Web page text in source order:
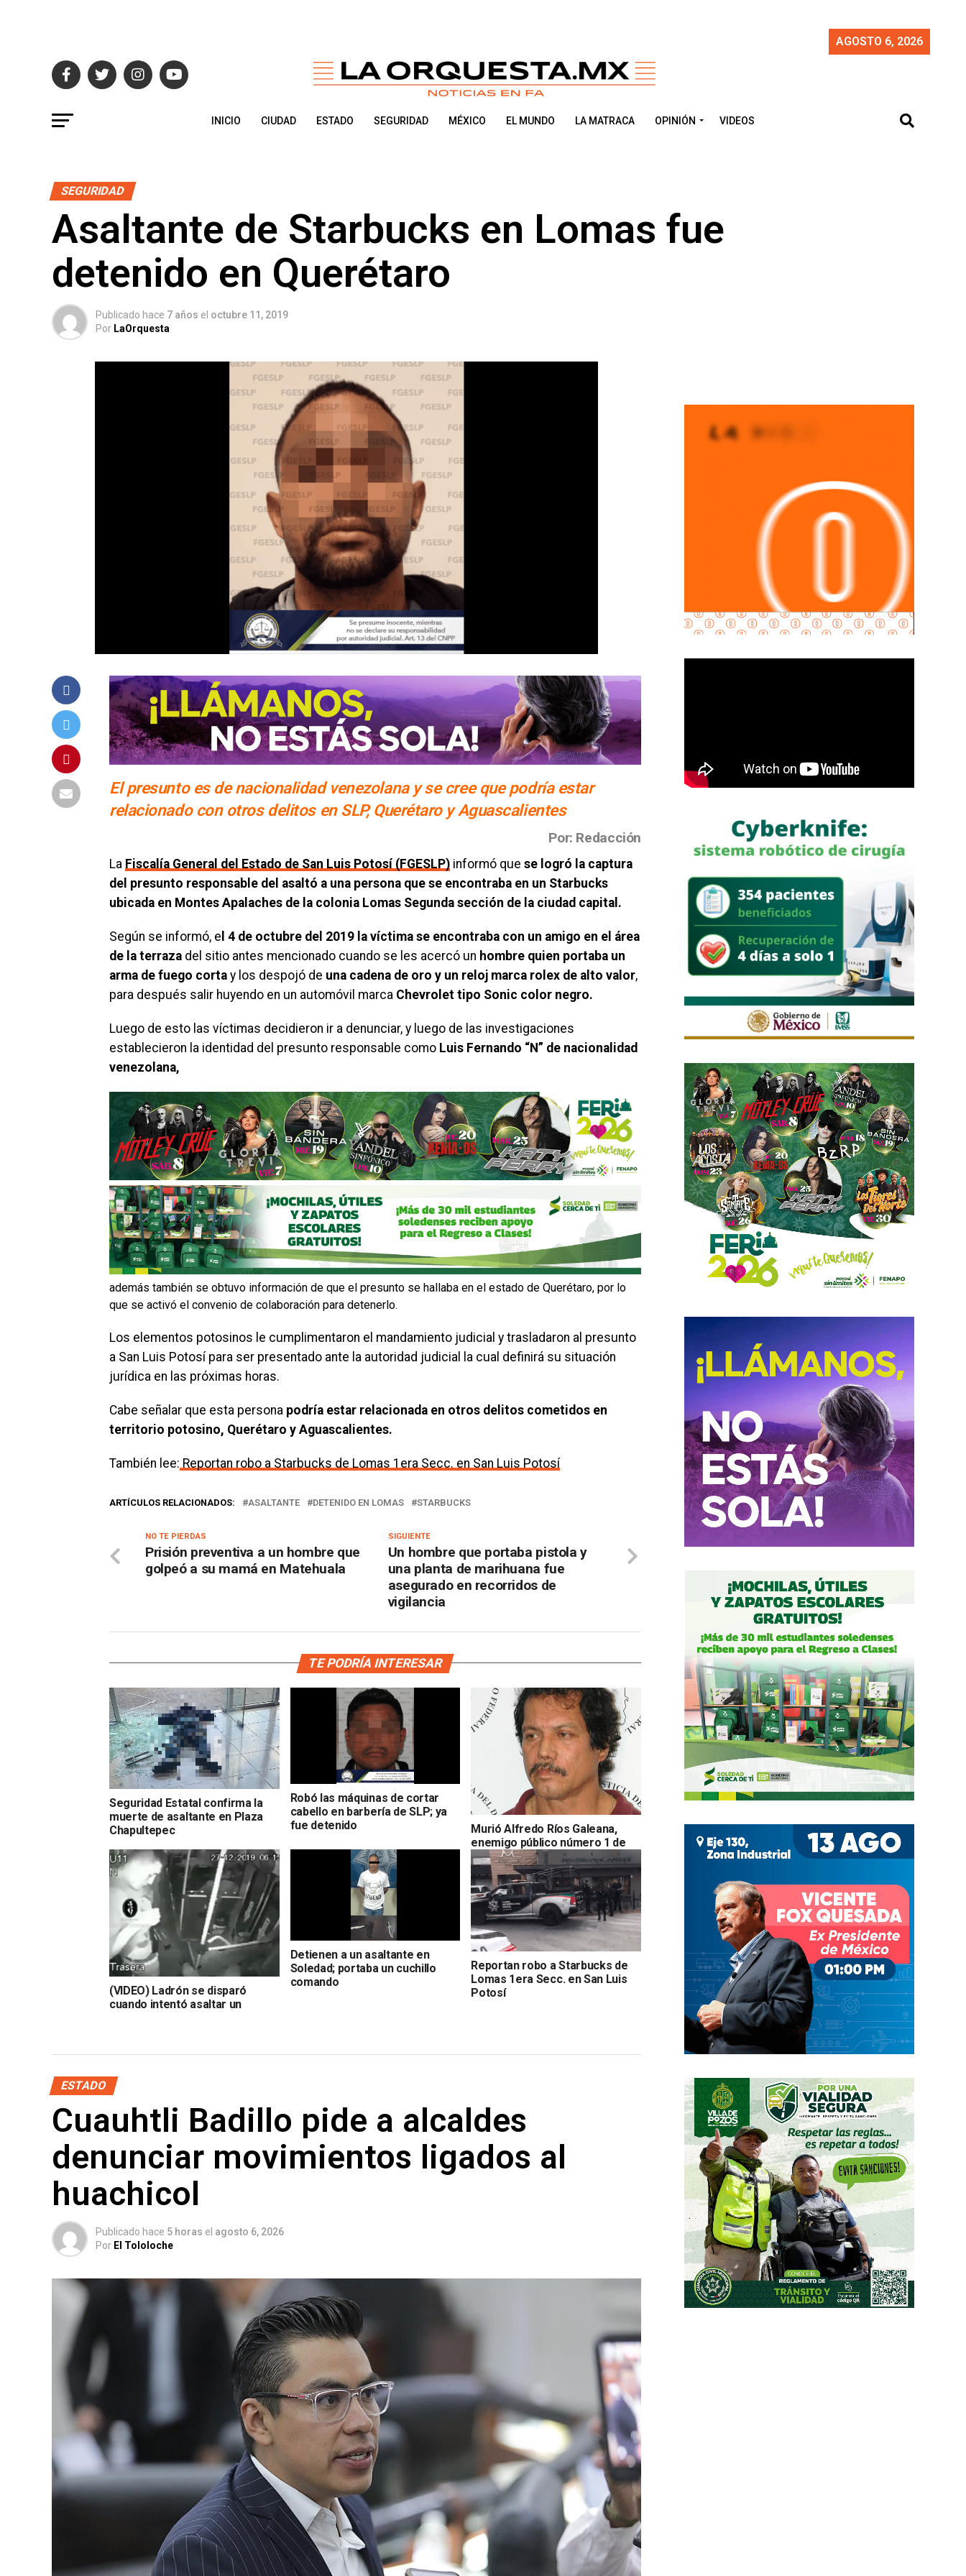
AGOSTO 6, 2026
INICIO CIUDAD ESTADO SEGURIDAD MÉXICO EL MUNDO LA MATRACA OPINIÓN VIDEOS
SEGURIDAD
Asaltante de Starbucks en Lomas fue
detenido en Querétaro
Publicado hace 7 años el octubre 11, 2019
Por LaOrquesta
El presunto es de nacionalidad venezolana y se cree que podría estar
relacionado con otros delitos en SLP, Querétaro y Aguascalientes
Por: Redacción
La Fiscalía General del Estado de San Luis Potosí (FGESLP) informó que se logró la captura
del presunto responsable del asaltó a una persona que se encontraba en un Starbucks
ubicada en Montes Apalaches de la colonia Lomas Segunda sección de la ciudad capital.
Según se informó, e l 4 de octubre del 2019 la víctima se encontraba con un amigo en el área
de la terraza del sitio antes mencionado cuando se les acercó un hombre quien portaba un
arma de fuego corta y los despojó de una cadena de oro y un reloj marca rolex de alto valor,
para después salir huyendo en un automóvil marca Chevrolet tipo Sonic color negro.
Luego de esto las víctimas decidieron ir a denunciar, y luego de las investigaciones
establecieron la identidad del presunto responsable como Luis Fernando “N” de nacionalidad
venezolana,
además también se obtuvo información de que el presunto se hallaba en el estado de Querétaro, por lo
que se activó el convenio de colaboración para detenerlo.
Los elementos potosinos le cumplimentaron el mandamiento judicial y trasladaron al presunto
a San Luis Potosí para ser presentado ante la autoridad judicial la cual definirá su situación
jurídica en las próximas horas.
Cabe señalar que esta persona podría estar relacionada en otros delitos cometidos en
territorio potosino, Querétaro y Aguascalientes.
También lee: Reportan robo a Starbucks de Lomas 1era Secc. en San Luis Potosí
ARTÍCULOS RELACIONADOS: ASALTANTE DETENIDO EN LOMAS STARBUCKS
SIGUIENTE
Un hombre que portaba pistola y
una planta de marihuana fue
asegurado en recorridos de
vigilancia
NO TE PIERDAS
Prisión preventiva a un hombre que
golpeó a su mamá en Matehuala
TE PODRÍA INTERESAR
Seguridad Estatal confirma la
muerte de asaltante en Plaza
Chapultepec
Robó las máquinas de cortar
cabello en barbería de SLP; ya
fue detenido
Murió Alfredo Ríos Galeana,
enemigo público número 1 de
México en los 80
(VIDEO) Ladrón se disparó
cuando intentó asaltar un
Detienen a un asaltante en
Soledad; portaba un cuchillo
comando
Reportan robo a Starbucks de
Lomas 1era Secc. en San Luis
Potosí
ESTADO
Cuauhtli Badillo pide a alcaldes
denunciar movimientos ligados al
huachicol
Publicado hace 5 horas el agosto 6, 2026
Por El Tololoche